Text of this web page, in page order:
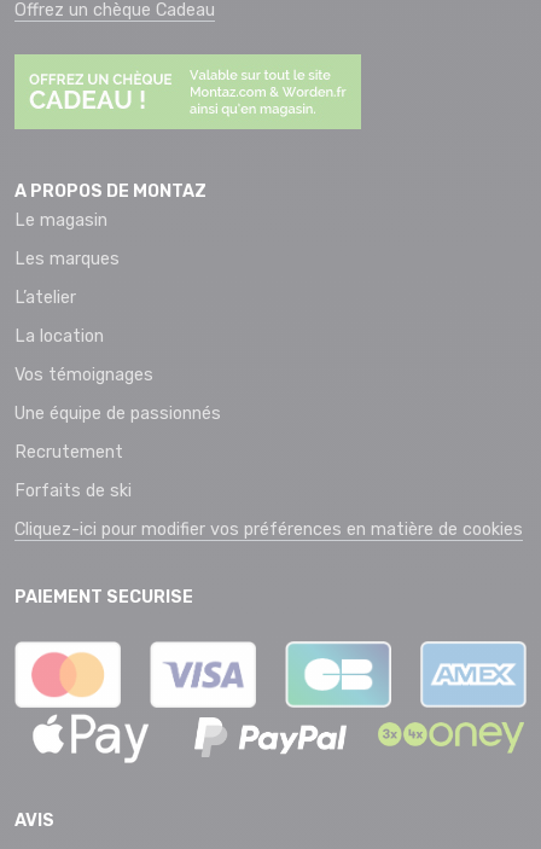
Offrez un chèque Cadeau
A PROPOS DE MONTAZ
Le magasin
Les marques
L’atelier
La location
Vos témoignages
Une équipe de passionnés
Recrutement
Forfaits de ski
Cliquez-ici pour modifier vos préférences en matière de cookies
PAIEMENT SECURISE
AVIS